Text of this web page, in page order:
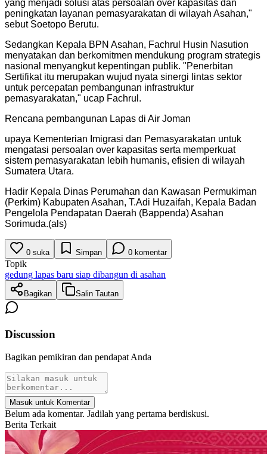
yang menjadi solusi atas persoalan over kapasitas dan
peningkatan layanan pemasyarakatan di wilayah Asahan,"
sebut Soetopo Berutu.
Sedangkan Kepala BPN Asahan, Fachrul Husin Nasution
menyatakan dan berkomitmen mendukung program strategis
nasional menyangkut kepentingan publik. "Penerbitan
Sertifikat itu merupakan wujud nyata sinergi lintas sektor
untuk percepatan pembangunan infrastruktur
pemasyarakatan," ucap Fachrul.
Rencana pembangunan Lapas di Air Joman
upaya Kementerian Imigrasi dan Pemasyarakatan untuk
mengatasi persoalan over kapasitas serta memperkuat
sistem pemasyarakatan lebih humanis, efisien di wilayah
Sumatera Utara.
Hadir Kepala Dinas Perumahan dan Kawasan Permukiman
(Perkim) Kabupaten Asahan, T.Adi Huzaifah, Kepala Badan
Pengelola Pendapatan Daerah (Bappenda) Asahan
Sorimuda.(als)
0 suka Simpan 0 komentar
Topik
gedung lapas baru siap dibangun di asahan
Bagikan Salin Tautan
Discussion
Bagikan pemikiran dan pendapat Anda
Masuk untuk Komentar
Belum ada komentar. Jadilah yang pertama berdiskusi.
Berita Terkait